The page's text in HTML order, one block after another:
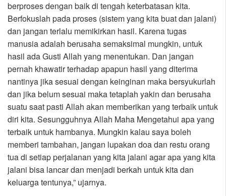
berproses dengan baik di tengah keterbatasan kita.
Berfokuslah pada proses (sistem yang kita buat dan jalani)
dan jangan terlalu memikirkan hasil. Karena tugas
manusia adalah berusaha semaksimal mungkin, untuk
hasil ada Gusti Allah yang menentukan. Dan jangan
pernah khawatir terhadap apapun hasil yang diterima
nantinya jika sesuai dengan keinginan maka bersyukurlah
dan jika belum sesuai maka tetaplah yakin dan berusaha
suatu saat pasti Allah akan memberikan yang terbaik untuk
diri kita. Sesungguhnya Allah Maha Mengetahui apa yang
terbaik untuk hambanya. Mungkin kalau saya boleh
memberi tambahan, jangan lupakan doa dan restu orang
tua di setiap perjalanan yang kita jalani agar apa yang kita
jalani bisa lancar dan menjadi berkah untuk kita dan
keluarga tentunya,” ujarnya.